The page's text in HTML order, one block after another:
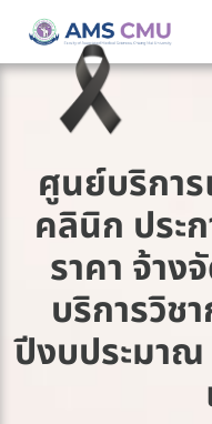
ศูนย์บริกา
คลินิก ประ
ราคา จ้าง
บริการวิช
ปีงบประมาณ